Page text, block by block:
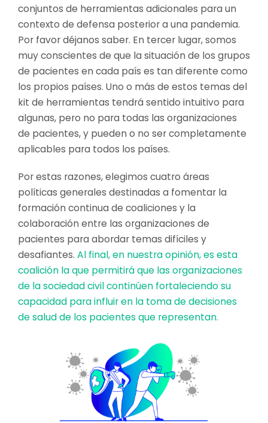
conjuntos de herramientas adicionales para un
contexto de defensa posterior a una pandemia.
Por favor déjanos saber. En tercer lugar, somos
muy conscientes de que la situación de los grupos
de pacientes en cada país es tan diferente como
los propios países. Uno o más de estos temas del
kit de herramientas tendrá sentido intuitivo para
algunas, pero no para todas las organizaciones
de pacientes, y pueden o no ser completamente
aplicables para todos los países.
Por estas razones, elegimos cuatro áreas
políticas generales destinadas a fomentar la
formación continua de coaliciones y la
colaboración entre las organizaciones de
pacientes para abordar temas difíciles y
desafiantes. Al final, en nuestra opinión, es esta
coalición la que permitirá que las organizaciones
de la sociedad civil continúen fortaleciendo su
capacidad para influir en la toma de decisiones
de salud de los pacientes que representan.